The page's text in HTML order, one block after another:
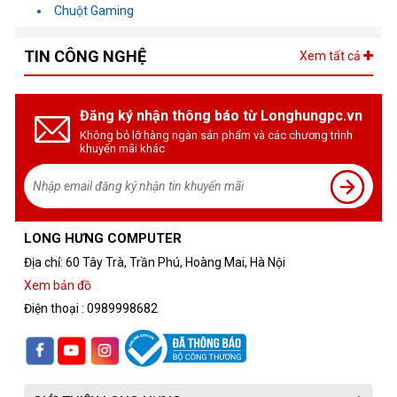
Chuột Gaming
TIN CÔNG NGHỆ Xem tất cả
Đăng ký nhận thông báo từ Longhungpc.vn
Không bỏ lỡ hàng ngàn sản phẩm và các chương trình
khuyến mãi khác
LONG HƯNG COMPUTER
Địa chỉ: 60 Tây Trà, Trần Phú, Hoàng Mai, Hà Nội
Xem bản đồ
Điện thoại : 0989998682